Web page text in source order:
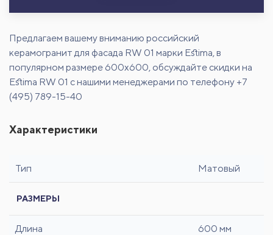
Предлагаем вашему вниманию российский
керамогранит для фасада RW 01 марки Estima, в
популярном размере 600х600, обсуждайте скидки на
Estima RW 01 с нашими менеджерами по телефону +7
(495) 789-15-40
Характеристики
Тип Матовый
РАЗМЕРЫ
Длина 600 мм